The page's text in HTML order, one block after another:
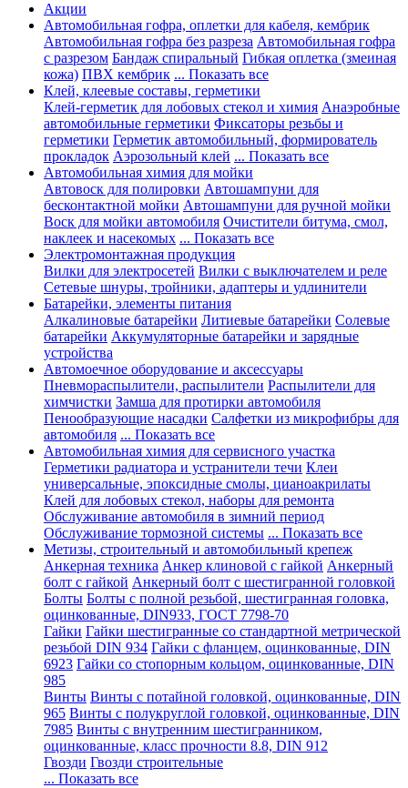
Акции
Автомобильная гофра, оплетки для кабеля, кембрик
Автомобильная гофра без разреза Автомобильная гофра
с разрезом Бандаж спиральный Гибкая оплетка (змеиная
кожа) ПВХ кембрик ... Показать все
Клей, клеевые составы, герметики
Клей-герметик для лобовых стекол и химия Анаэробные
автомобильные герметики Фиксаторы резьбы и
герметики Герметик автомобильный, формирователь
прокладок Аэрозольный клей ... Показать все
Автомобильная химия для мойки
Автовоск для полировки Автошампуни для
бесконтактной мойки Автошампуни для ручной мойки
Воск для мойки автомобиля Очистители битума, смол,
наклеек и насекомых ... Показать все
Электромонтажная продукция
Вилки для электросетей Вилки с выключателем и реле
Сетевые шнуры, тройники, адаптеры и удлинители
Батарейки, элементы питания
Алкалиновые батарейки Литиевые батарейки Солевые
батарейки Аккумуляторные батарейки и зарядные
устройства
Автомоечное оборудование и аксессуары
Пневмораспылители, распылители Распылители для
химчистки Замша для протирки автомобиля
Пенообразующие насадки Салфетки из микрофибры для
автомобиля ... Показать все
Автомобильная химия для сервисного участка
Герметики радиатора и устранители течи Клеи
универсальные, эпоксидные смолы, цианоакрилаты
Клей для лобовых стекол, наборы для ремонта
Обслуживание автомобиля в зимний период
Обслуживание тормозной системы ... Показать все
Метизы, строительный и автомобильный крепеж
Анкерная техника Анкер клиновой с гайкой Анкерный
болт с гайкой Анкерный болт с шестигранной головкой
Болты Болты с полной резьбой, шестигранная головка,
оцинкованные, DIN933, ГОСТ 7798-70
Гайки Гайки шестигранные со стандартной метрической
резьбой DIN 934 Гайки с фланцем, оцинкованные, DIN
6923 Гайки со стопорным кольцом, оцинкованные, DIN
985
Винты Винты с потайной головкой, оцинкованные, DIN
965 Винты с полукруглой головкой, оцинкованные, DIN
7985 Винты с внутренним шестигранником,
оцинкованные, класс прочности 8.8, DIN 912
Гвозди Гвозди строительные
... Показать все